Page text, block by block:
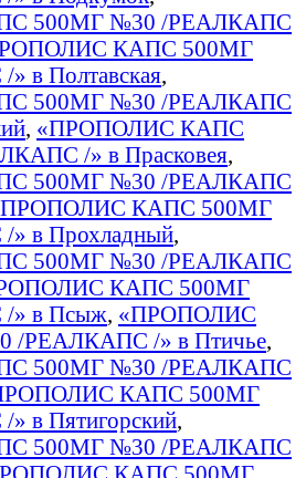
500МГ №30 /РЕАЛКАПС
КАПС 500МГ
в Полтавская,
500МГ №30 /РЕАЛКАПС
, «ПРОПОЛИС КАПС
/» в Прасковея,
500МГ №30 /РЕАЛКАПС
КАПС 500МГ
в Прохладный,
500МГ №30 /РЕАЛКАПС
КАПС 500МГ
в Псыж, «ПРОПОЛИС
РЕАЛКАПС /» в Птичье,
500МГ №30 /РЕАЛКАПС
КАПС 500МГ
в Пятигорский,
500МГ №30 /РЕАЛКАПС
КАПС 500МГ